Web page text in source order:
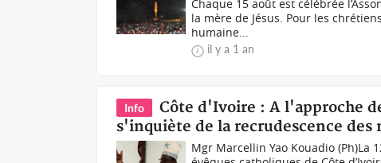
Chaque 15 août est célébrée
la mère de Jésus. Pour les
humaine...
il y a 1 an
Info
Côte d'Ivoire : A l'approche
s'inquiète de la recrudescence
Mgr Marcellin Yao Kouadio (Ph)La